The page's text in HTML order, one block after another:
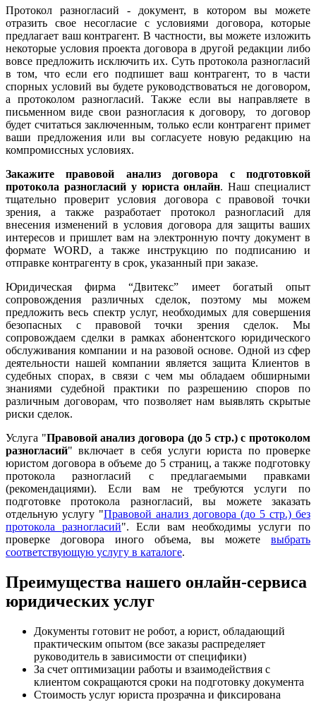
Протокол разногласий - документ, в котором вы можете
отразить свое несогласие с условиями договора, которые
предлагает ваш контрагент. В частности, вы можете изложить
некоторые условия проекта договора в другой редакции либо
вовсе предложить исключить их. Суть протокола разногласий
в том, что если его подпишет ваш контрагент, то в части
спорных условий вы будете руководствоваться не договором,
а протоколом разногласий. Также если вы направляете в
письменном виде свои разногласия к договору, то договор
будет считаться заключенным, только если контрагент примет
ваши предложения или вы согласуете новую редакцию на
компромиссных условиях.
Закажите правовой анализ договора с подготовкой
протокола разногласий у юриста онлайн. Наш специалист
тщательно проверит условия договора с правовой точки
зрения, а также разработает протокол разногласий для
внесения изменений в условия договора для защиты ваших
интересов и пришлет вам на электронную почту документ в
формате WORD, а также инструкцию по подписанию и
отправке контрагенту в срок, указанный при заказе.
Юридическая фирма “Двитекс” имеет богатый опыт
сопровождения различных сделок, поэтому мы можем
предложить весь спектр услуг, необходимых для совершения
безопасных с правовой точки зрения сделок. Мы
сопровождаем сделки в рамках абонентского юридического
обслуживания компании и на разовой основе. Одной из сфер
деятельности нашей компании является защита Клиентов в
судебных спорах, в связи с чем мы обладаем обширными
знаниями судебной практики по разрешению споров по
различным договорам, что позволяет нам выявлять скрытые
риски сделок.
Услуга "Правовой анализ договора (до 5 стр.) с протоколом
разногласий" включает в себя услуги юриста по проверке
юристом договора в объеме до 5 страниц, а также подготовку
протокола разногласий с предлагаемыми правками
(рекомендациями). Если вам не требуются услуги по
подготовке протокола разногласий, вы можете заказать
отдельную услугу "Правовой анализ договора (до 5 стр.) без
протокола разногласий". Если вам необходимы услуги по
проверке договора иного объема, вы можете выбрать
соответствующую услугу в каталоге.
Преимущества нашего онлайн-сервиса
юридических услуг
Документы готовит не робот, а юрист, обладающий
практическим опытом (все заказы распределяет
руководитель в зависимости от специфики)
За счет оптимизации работы и взаимодействия с
клиентом сокращаются сроки на подготовку документа
Стоимость услуг юриста прозрачна и фиксирована